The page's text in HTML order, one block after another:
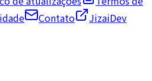
Contato
JizaiDev